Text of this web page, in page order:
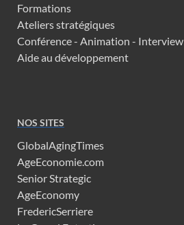
Formations
Ateliers stratégiques
Conférence - Animation - Interview
Aide au développement
NOS SITES
GlobalAgingTimes
AgeEconomie.com
Senior Strategic
AgeEconomy
FredericSerriere